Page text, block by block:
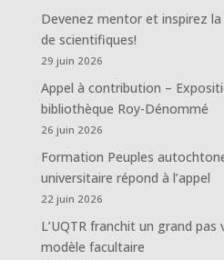
Devenez mentor et inspirez
de scientifiques!
29 juin 2026
Appel à contribution –
bibliothèque Roy-Dénommé
26 juin 2026
Formation Peuples
universitaire répond à l’appel
22 juin 2026
L’UQTR franchit un grand pas
modèle facultaire